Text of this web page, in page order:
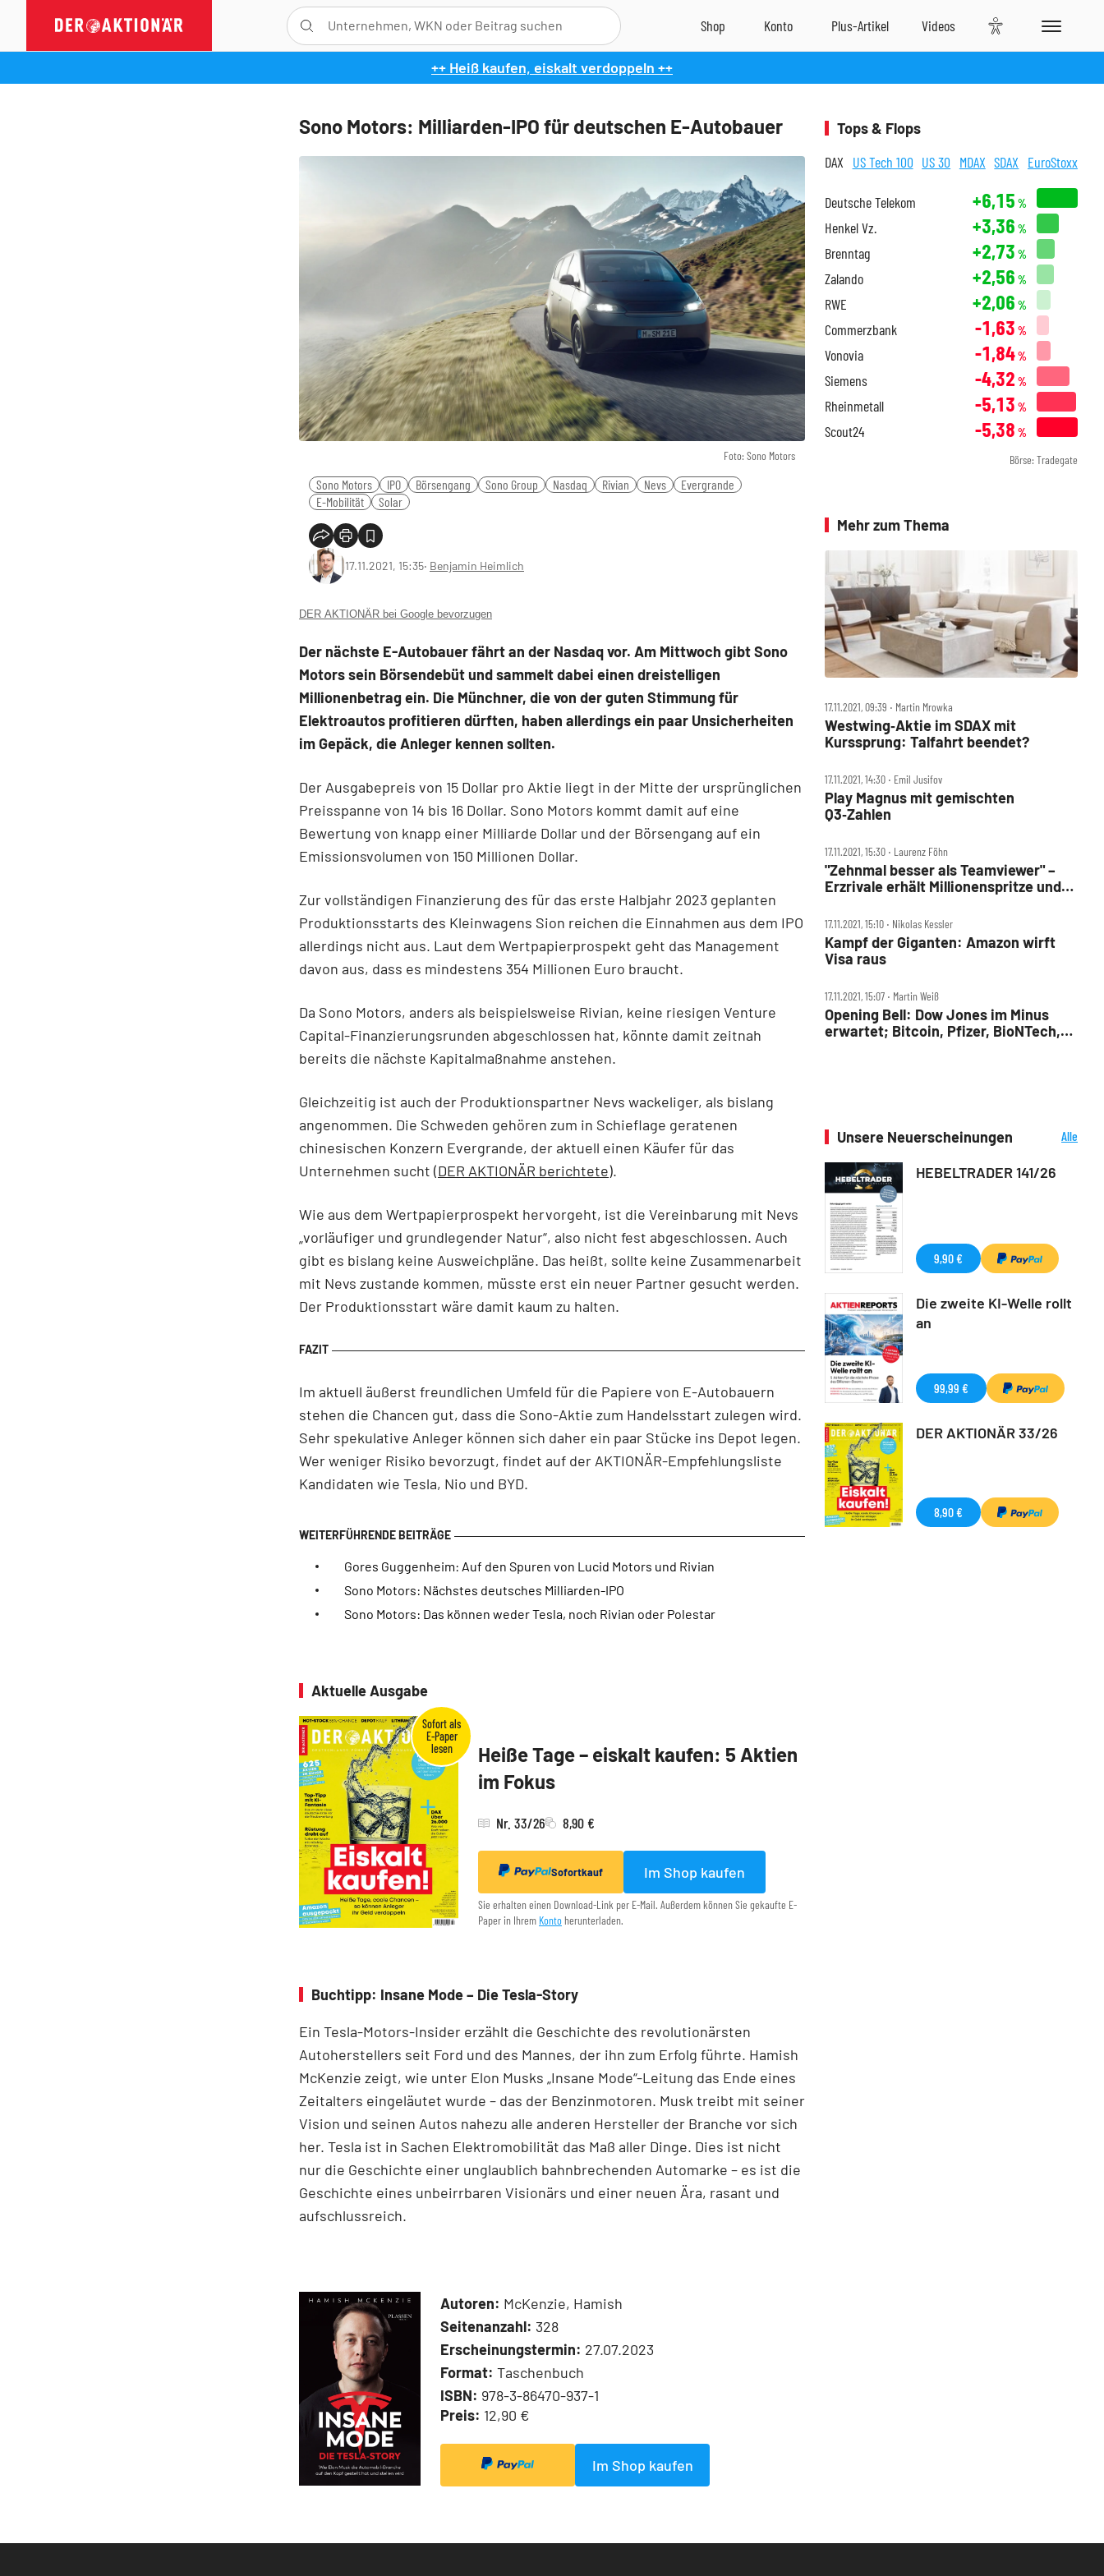
++ Heiß kaufen, eiskalt verdoppeln ++
Sono Motors: Milliarden-IPO für deutschen E-Autobauer
Foto: Sono Motors
Sono Motors IPO Börsengang Sono Group Nasdaq Rivian Nevs
Evergrande
E-Mobilität
Solar
17.11.2021, 15:35‧ Benjamin Heimlich
DER AKTIONÄR bei Google bevorzugen
Der nächste E-Autobauer fährt an der Nasdaq vor. Am Mittwoch gibt Sono
Motors sein Börsendebüt und sammelt dabei einen dreistelligen
Millionenbetrag ein. Die Münchner, die von der guten Stimmung für
Elektroautos profitieren dürften, haben allerdings ein paar Unsicherheiten
im Gepäck, die Anleger kennen sollten.
Der Ausgabepreis von 15 Dollar pro Aktie liegt in der Mitte der ursprünglichen
Preisspanne von 14 bis 16 Dollar. Sono Motors kommt damit auf eine
Bewertung von knapp einer Milliarde Dollar und der Börsengang auf ein
Emissionsvolumen von 150 Millionen Dollar.
Zur vollständigen Finanzierung des für das erste Halbjahr 2023 geplanten
Produktionsstarts des Kleinwagens Sion reichen die Einnahmen aus dem IPO
allerdings nicht aus. Laut dem Wertpapierprospekt geht das Management
davon aus, dass es mindestens 354 Millionen Euro braucht.
Da Sono Motors, anders als beispielsweise Rivian, keine riesigen Venture
Capital-Finanzierungsrunden abgeschlossen hat, könnte damit zeitnah
bereits die nächste Kapitalmaßnahme anstehen.
Gleichzeitig ist auch der Produktionspartner Nevs wackeliger, als bislang
angenommen. Die Schweden gehören zum in Schieflage geratenen
chinesischen Konzern Evergrande, der aktuell einen Käufer für das
Unternehmen sucht (DER AKTIONÄR berichtete).
Wie aus dem Wertpapierprospekt hervorgeht, ist die Vereinbarung mit Nevs
„vorläufiger und grundlegender Natur“, also nicht fest abgeschlossen. Auch
gibt es bislang keine Ausweichpläne. Das heißt, sollte keine Zusammenarbeit
mit Nevs zustande kommen, müsste erst ein neuer Partner gesucht werden.
Der Produktionsstart wäre damit kaum zu halten.
Im aktuell äußerst freundlichen Umfeld für die Papiere von E-Autobauern
stehen die Chancen gut, dass die Sono-Aktie zum Handelsstart zulegen wird.
Sehr spekulative Anleger können sich daher ein paar Stücke ins Depot legen.
Wer weniger Risiko bevorzugt, findet auf der AKTIONÄR-Empfehlungsliste
Kandidaten wie Tesla, Nio und BYD.
Gores Guggenheim: Auf den Spuren von Lucid Motors und Rivian
Sono Motors: Nächstes deutsches Milliarden-IPO
Sono Motors: Das können weder Tesla, noch Rivian oder Polestar
Aktuelle Ausgabe
Heiße Tage – eiskalt kaufen: 5 Aktien
im Fokus
Nr. 33/26 8,90 €
Sofortkauf Im Shop kaufen
Sie erhalten einen Download-Link per E-Mail. Außerdem können Sie gekaufte E-
Paper in Ihrem Konto herunterladen.
Buchtipp: Insane Mode – Die Tesla-Story
Ein Tesla-Motors-Insider erzählt die Geschichte des revolutionärsten
Autoherstellers seit Ford und des Mannes, der ihn zum Erfolg führte. Hamish
McKenzie zeigt, wie unter Elon Musks „Insane Mode“-Leitung das Ende eines
Zeitalters eingeläutet wurde – das der Benzinmotoren. Musk treibt mit seiner
Vision und seinen Autos nahezu alle anderen Hersteller der Branche vor sich
her. Tesla ist in Sachen Elektromobilität das Maß aller Dinge. Dies ist nicht
nur die Geschichte einer unglaublich bahnbrechenden Automarke – es ist die
Geschichte eines unbeirrbaren Visionärs und einer neuen Ära, rasant und
aufschlussreich.
Autoren: McKenzie, Hamish
Seitenanzahl: 328
Erscheinungstermin: 27.07.2023
Format: Taschenbuch
ISBN: 978-3-86470-937-1
Preis: 12,90 €
Im Shop kaufen
Tops & Flops
DAX US Tech 100 US 30 MDAX SDAX EuroStoxx
Deutsche Telekom +6,15 %
Henkel Vz. +3,36 %
Brenntag +2,73 %
Zalando +2,56 %
RWE +2,06 %
Commerzbank -1,63 %
Vonovia -1,84%
Siemens -4,32 %
Rheinmetall -5,13 %
Scout24 -5,38 %
Börse: Tradegate
Mehr zum Thema
17.11.2021, 09:39 ‧ Martin Mrowka
Westwing‑Aktie im SDAX mit
Kurssprung: Talfahrt beendet?
17.11.2021, 14:30 ‧ Emil Jusifov
Play Magnus mit gemischten
Q3‑Zahlen
17.11.2021, 15:30 ‧ Laurenz Föhn
"Zehnmal besser als Teamviewer" –
Erzrivale erhält Millionenspritze und
17.11.2021, 15:10 ‧ Nikolas Kessler
Kampf der Giganten: Amazon wirft
Visa raus
17.11.2021, 15:07 ‧ Martin Weiß
Opening Bell: Dow Jones im Minus
erwartet; Bitcoin, Pfizer, BioNTech,
Unsere Neuerscheinungen
Alle
HEBELTRADER 141/26
9,90 €
Die zweite KI-Welle rollt
an
99,99 €
DER AKTIONÄR 33/26
8,90 €